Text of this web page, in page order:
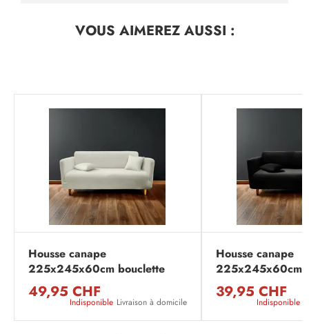
VOUS AIMEREZAUSSI :
Housse canape
225x245x60cm bouclette
unie ext. laina naturel
49,95 CHF
Indisponible Livraison à domicile
Housse canape
225x245x60cm
extens sacha noir
39,95 CHF
Indisponible